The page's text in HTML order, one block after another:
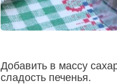
Добавить в массу
сладость печенья.